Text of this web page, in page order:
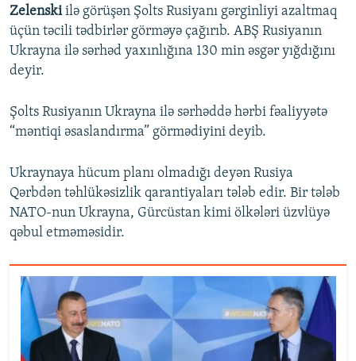
Zelenskiilə görüşən Şolts Rusiyanı gərginliyi azaltmaq
üçün təcili tədbirlər görməyə çağırıb. ABŞ Rusiyanın
Ukrayna ilə sərhəd yaxınlığına 130 min əsgər yığdığını
deyir.
Şolts Rusiyanın Ukrayna ilə sərhəddə hərbi fəaliyyətə
“məntiqi əsaslandırma” görmədiyini deyib.
Ukraynaya hücum planı olmadığı deyən Rusiya
Qərbdən təhlükəsizlik qarantiyaları tələb edir. Bir tələb
NATO-nun Ukrayna, Gürcüstan kimi ölkələri üzvlüyə
qəbul etməməsidir.